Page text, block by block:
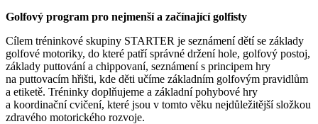
Golfový program pro nejmenší a začínající golfisty
Cílem tréninkové skupiny STARTER je seznámení dětí se základy
golfové motoriky, do které patří správné držení hole, golfový postoj,
základy puttování a chippovaní, seznámení s principem hry
na puttovacím hřišti, kde děti učíme základním golfovým pravidlům
a etiketě. Tréninky doplňujeme a základní pohybové hry
a koordinační cvičení, které jsou v tomto věku nejdůležitější složkou
zdravého motorického rozvoje.